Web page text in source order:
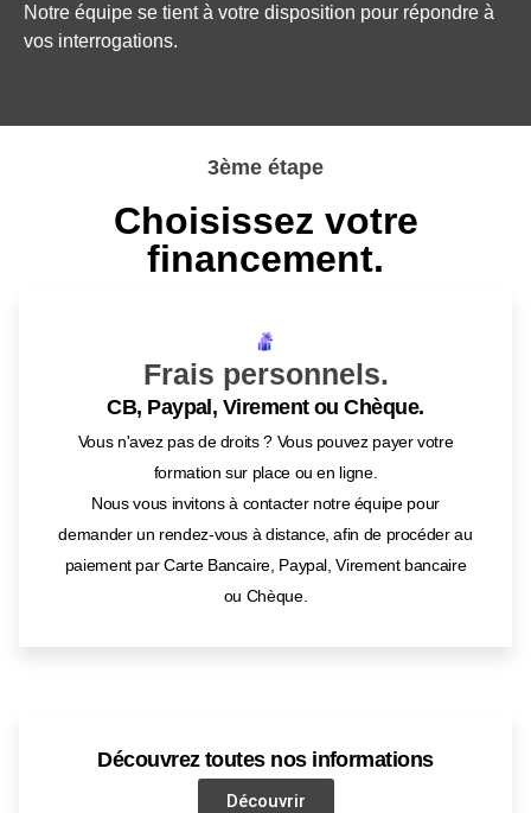
Notre équipe se tient à votre disposition pour répondre à
vos interrogations.
3ème étape
Choisissez votre
financement.
Frais personnels.
CB, Paypal, Virement ou Chèque.
Vous n'avez pas de droits ? Vous pouvez payer votre
formation sur place ou en ligne.
Nous vous invitons à contacter notre équipe pour
demander un rendez-vous à distance, afin de procéder au
paiement par Carte Bancaire, Paypal, Virement bancaire
ou Chèque.
Découvrez toutes nos informations
Découvrir